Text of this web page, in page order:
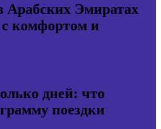
Арабских Эмиратах
комфортом и
дней: что
поездки